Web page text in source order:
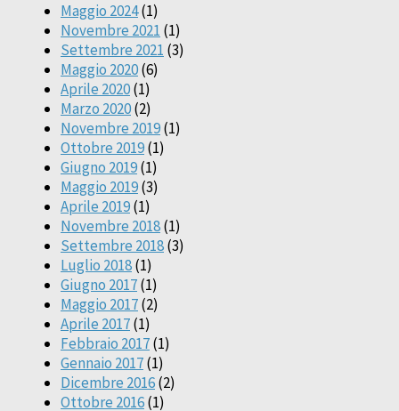
Maggio 2024(1)
Novembre 2021 (1)
Settembre 2021 (3)
Maggio 2020(6)
Aprile 2020(1)
Marzo 2020(2)
Novembre 2019(1)
Ottobre 2019(1)
Giugno 2019(1)
Maggio 2019(3)
Aprile 2019(1)
Novembre 2018(1)
Settembre 2018(3)
Luglio 2018(1)
Giugno 2017(1)
Maggio 2017(2)
Aprile 2017(1)
Febbraio 2017(1)
Gennaio 2017(1)
Dicembre 2016(2)
Ottobre 2016(1)